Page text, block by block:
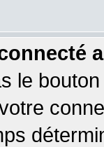
le